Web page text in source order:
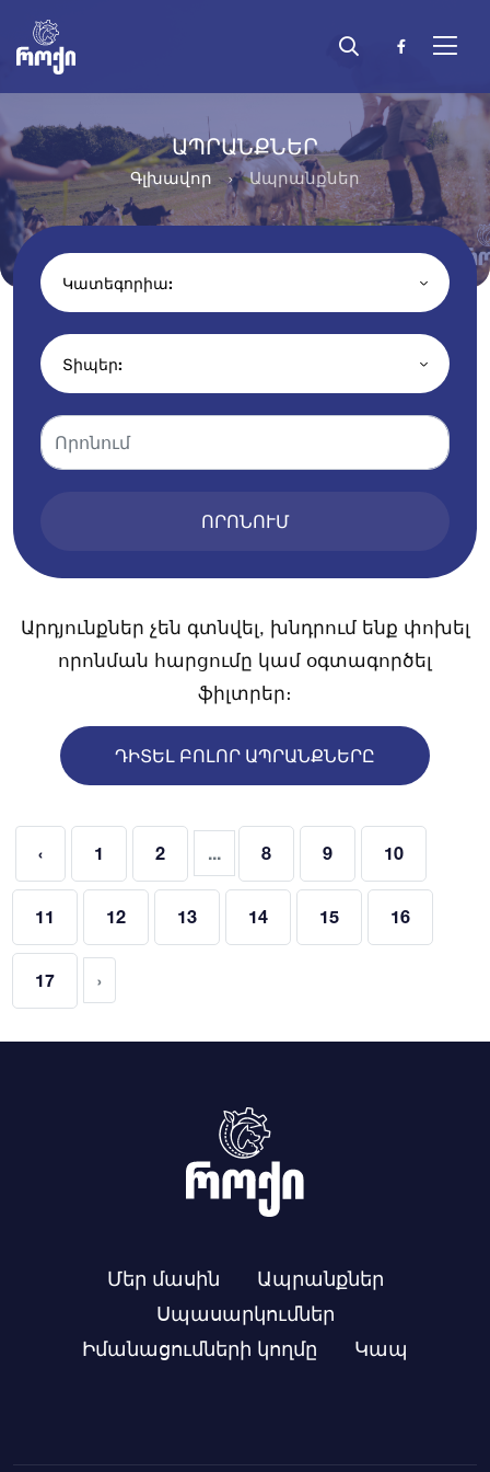
ԱՊՐԱՆՔՆԵՐ
Գլխավոր Ապրանքներ
ՈՐՈՆՈՒՄ
Արդյունքներ չեն գտնվել, խնդրում ենք փոխել
որոնման հարցումը կամ օգտագործել
ֆիլտրեր։
ԴԻՏԵԼ ԲՈԼՈՐ ԱՊՐԱՆՔՆԵՐԸ
‹ 1 2 ... 8 9 10
11 12 13 14 15 16
17 ›
Մեր մասին
Ապրանքներ
Սպասարկումներ
Իմանացումների կողմը
Կապ